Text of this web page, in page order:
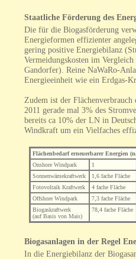
Staatliche Förderung des
Die für die Biogasförderung
Energieformen effizienter
gering positive Energiebilanz
Vermeidungskosten im
Gandorfer). Reine NaWaRo-
Energieeinheit wie ein Erdgas-
Zudem ist der
2011 gerade mal 3% des
bereits ca 10% der LN in
Windkraft um ein Vielfaches
Flächenbedarf erneuerbarer Energien
Onshore Windpark
1
Sonnenwämekraftwerk
1,6 fache Fläche
Fotovoltaik Kraftwerk
4 fache Fläche
Offshore Windpark
7,3 fache Fläche
Biogaskraftwerk
(auf Basis von Mais)
78,4 fache Fläche
Biogasanlagen in der Regel
In die Energiebilanz der